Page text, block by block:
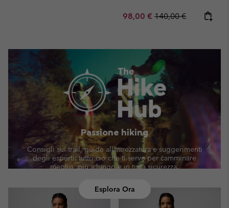
Sale price:
98,00 € Regular price:
140,00 €
Passione hiking
Consigli sui trail, guide all’attrezzatura e suggerimenti
degli esperti: tutto ciò che ti serve per camminare
meglio, più a lungo e in tutta sicurezza.
Esplora Ora